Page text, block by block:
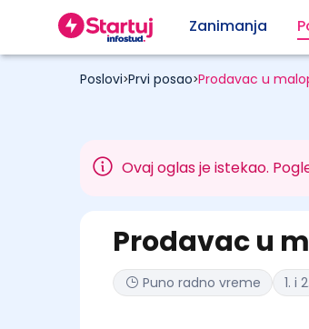
Zanimanja
Poslovi>Prvi posao>Prodavac u
Ovaj oglas je istekao.
Prodavac u
Puno radno vreme 1. i